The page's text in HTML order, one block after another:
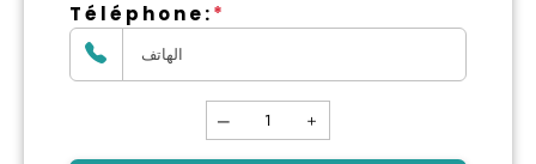
Téléphone:*
— ＋